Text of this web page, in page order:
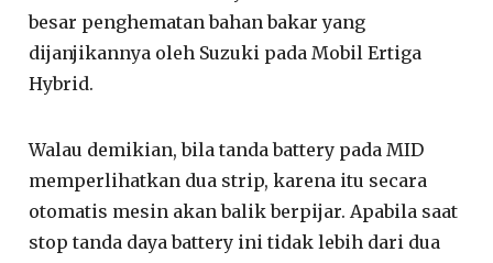
besar penghematan bahan bakar yang
dijanjikannya oleh Suzuki pada Mobil Ertiga
Hybrid.
Walau demikian, bila tanda battery pada MID
memperlihatkan dua strip, karena itu secara
otomatis mesin akan balik berpijar. Apabila saat
stop tanda daya battery ini tidak lebih dari dua